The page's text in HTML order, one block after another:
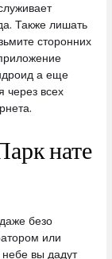
Также лишать
сторонних
а еще
через всех
нате
безо
или
вы дадут